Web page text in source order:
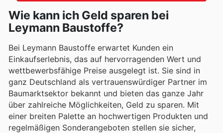
Wie kann ich Geld sparen bei
Leymann Baustoffe?
Bei Leymann Baustoffe erwartet Kunden ein
Einkaufserlebnis, das auf hervorragenden Wert und
wettbewerbsfähige Preise ausgelegt ist. Sie sind in
ganz Deutschland als vertrauenswürdiger Partner im
Baumarktsektor bekannt und bieten das ganze Jahr
über zahlreiche Möglichkeiten, Geld zu sparen. Mit
einer breiten Palette an hochwertigen Produkten und
regelmäßigen Sonderangeboten stellen sie sicher,